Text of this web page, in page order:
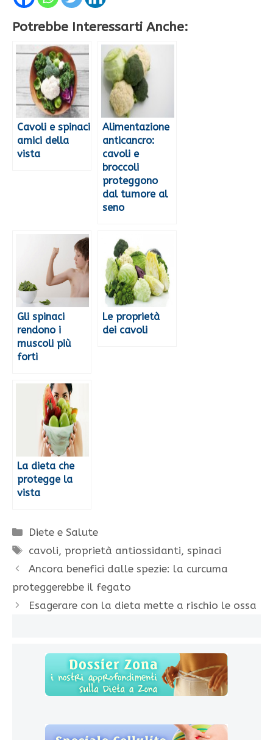
Potrebbe Interessarti Anche:
Cavoli e spinaci
amici della
vista
Alimentazione
anticancro:
cavoli e
broccoli
proteggono
dal tumore al
seno
Gli spinaci
rendono i
muscoli più
forti
Le proprietà
dei cavoli
La dieta che
protegge la
vista
Categorie
Diete e Salute
Tag
cavoli, proprietà antiossidanti,spinaci
Ancora benefici dalle spezie: la curcuma
proteggerebbe il fegato
Esagerare con la dieta mette a rischio le ossa